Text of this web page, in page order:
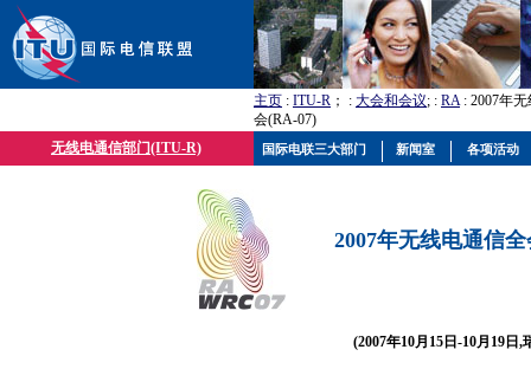
主页 : ITU-R ； : 大会和会议; : RA: 2007年
会(RA-07)
无线电通信部门(ITU-R)
2007年无线电通信
(2007年10月15日-10月19日,
国际电联三大部门 新闻室 各项活动